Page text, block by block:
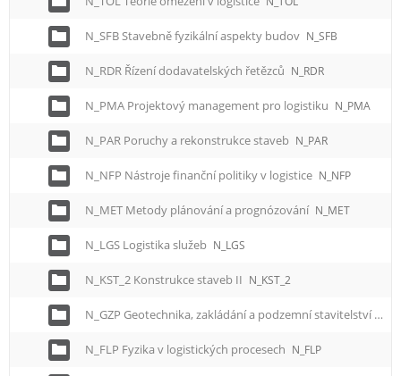
N_SFB Stavebně fyzikální aspekty budov N_SFB
N_RDR Řízení dodavatelských řetězců N_RDR
N_PMA Projektový management pro logistiku N_PMA
N_PAR Poruchy a rekonstrukce staveb N_PAR
N_NFP Nástroje finanční politiky v logistice N_NFP
N_MET Metody plánování a prognózování N_MET
N_LGS Logistika služeb N_LGS
N_KST_2 Konstrukce staveb II N_KST_2
N_GZP Geotechnika, zakládání a podzemní stavitelství
N_FLP Fyzika v logistických procesech N_FLP